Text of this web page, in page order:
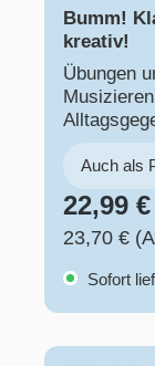
Bumm!
kreativ!
Übungen
Auch als
22,99
23,70 €
Sofort